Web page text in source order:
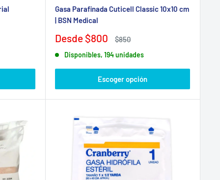
y un especialista en prevención de riesgos
Gasa Parafinada Cuticell Classic 10x10 cm
| BSN Medical
Precio
venta
Desde $800
Precio
$850
Disponibles, 194 unidades
Escoger opción